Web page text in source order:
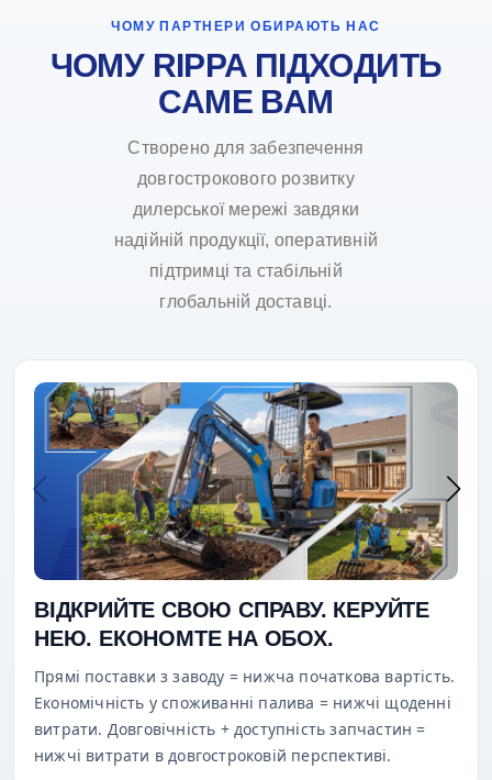
ЧОМУ ПАРТНЕРИ ОБИРАЮТЬ НАС
ЧОМУ RIPPA ПІДХОДИТЬ
САМЕ ВАМ
Створено для забезпечення
довгострокового розвитку
дилерської мережі завдяки
надійній продукції, оперативній
підтримці та стабільній
глобальній доставці.
ВІДКРИЙТЕ СВОЮ СПРАВУ. КЕРУЙТЕ
НЕЮ. ЕКОНОМТЕ НА ОБОХ.
Прямі поставки з заводу = нижча початкова вартість.
Економічність у споживанні палива = нижчі щоденні
витрати. Довговічність + доступність запчастин =
нижчі витрати в довгостроковій перспективі.